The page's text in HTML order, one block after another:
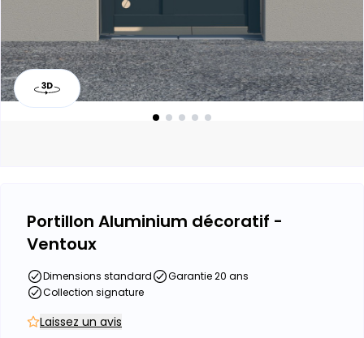
Portillon Aluminium décoratif -
Ventoux
Dimensions standard
Garantie 20 ans
Collection signature
Laissez un avis